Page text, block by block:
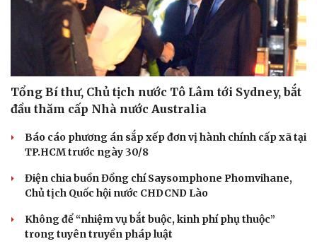
Tổng Bí thư, Chủ tịch nước Tô Lâm tới Sydney, bắt
đầu thăm cấp Nhà nước Australia
Báo cáo phương án sắp xếp đơn vị hành chính cấp xã tại
TP.HCM trước ngày 30/8
Điện chia buồn Đồng chí Saysomphone Phomvihane,
Chủ tịch Quốc hội nước CHDCND Lào
Không để “nhiệm vụ bắt buộc, kinh phí phụ thuộc”
trong tuyên truyền pháp luật